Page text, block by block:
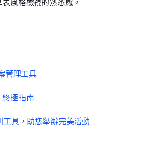
管理工具
極指南
工具，助您舉辦完美活動